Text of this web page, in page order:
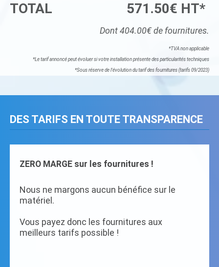
TOTAL 571.50€ HT*
Dont 404.00€ de fournitures.
*TVA non applicable
*Le tarif annoncé peut évoluer si votre installation présente des particularités techniques
*Sous réserve de l'évolution du tarif des fournitures (tarifs 09/2023)
DES TARIFS EN TOUTE TRANSPARENCE
ZERO MARGE sur les fournitures !
Nous ne margons aucun bénéfice sur le
matériel.
Vous payez donc les fournitures aux
meilleurs tarifs possible !